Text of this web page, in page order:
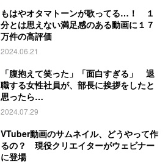
もはやオタマトーンが歌ってる…！ １
分とは思えない満足感のある動画に１７
万件の高評価
2024.06.21
「腹抱えて笑った」「面白すぎる」 退
職する女性社員が、部長に挨拶をしたと
思ったら…
2024.07.29
VTuber動画のサムネイル、どうやって作
るの？ 現役クリエイターがウェビナー
に登場